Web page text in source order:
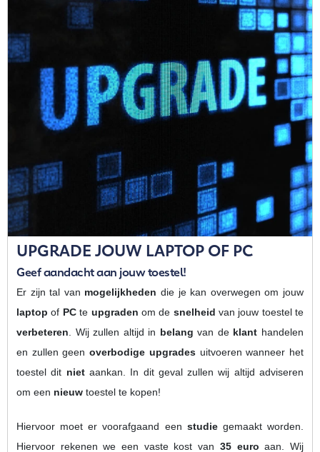
UPGRADE JOUW LAPTOP OF PC
Geef aandacht aan jouw toestel!
Er zijn tal van mogelijkhedendie je kan overwegen om jouw
laptopof PCte upgraden om de snelheid van jouw toestel te
verbeteren. Wij zullen altijd in belangvan de klant handelen
en zullen geenoverbodige upgrades uitvoeren wanneer het
toestel dit niet aankan. In dit geval zullen wij altijd adviseren
om een nieuw toestel te kopen!
Hiervoor moet er voorafgaand een studie gemaakt worden.
Hiervoor rekenen we een vaste kost van 35 euro aan. Wij